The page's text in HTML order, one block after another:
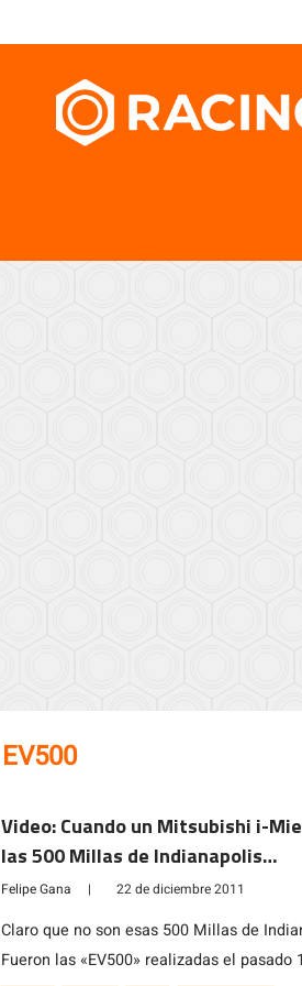
EV500
Video: Cuando un Mitsubishi i-
las 500 Millas de Indianapolis…
Felipe Gana | 22 de diciembre 2011
Claro que no son esas 500 Millas de
Fueron las «EV500» realizadas el pasado